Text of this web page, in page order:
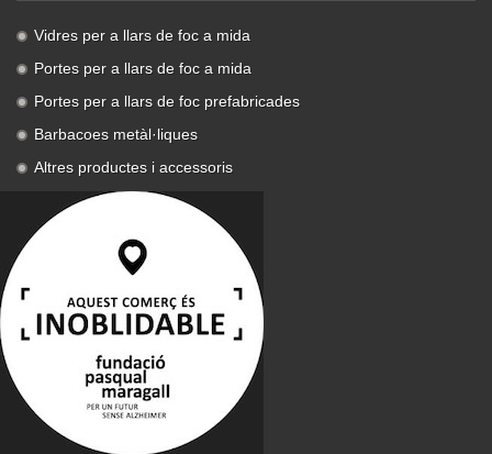
Vidres per a llars de foc a mida
Portes per a llars de foc a mida
Portes per a llars de foc prefabricades
Barbacoes metàl·liques
Altres productes i accessoris